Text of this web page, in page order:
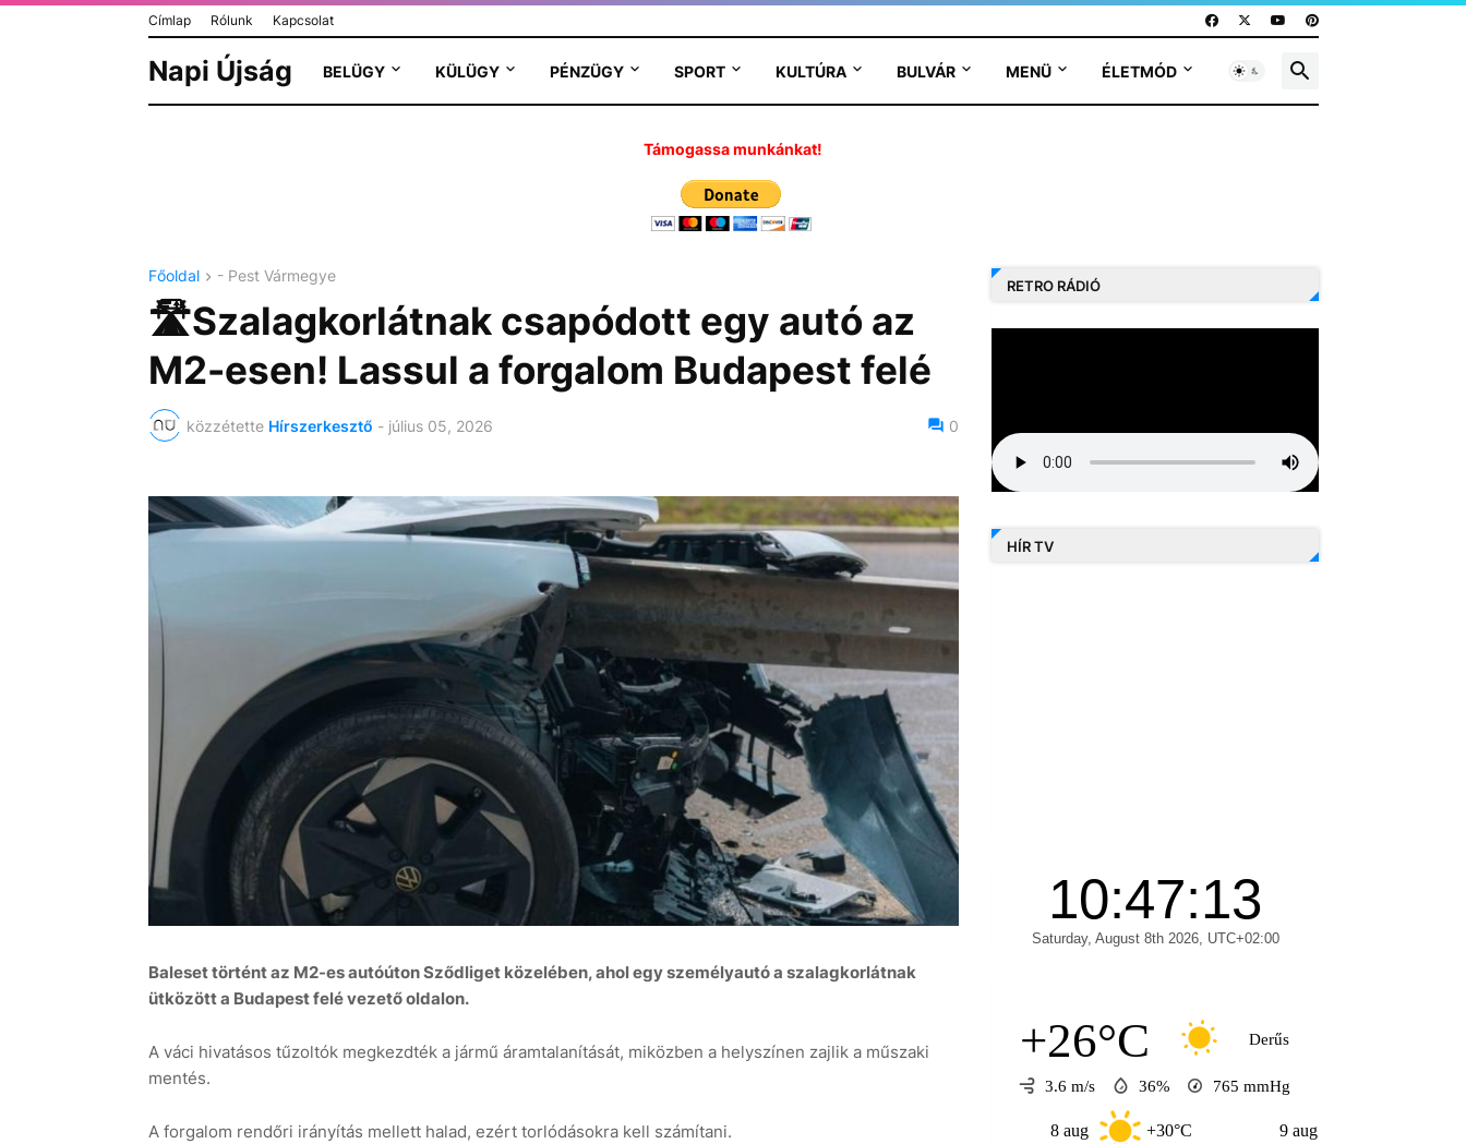
Címlap Rólunk Kapcsolat
Napi Újság BELÜGY KÜLÜGY PÉNZÜGY SPORT KULTÚRA BULVÁR MENÜ ÉLETMÓD
Támogassa munkánkat!
Főoldal - Pest Vármegye
🛣️Szalagkorlátnak csapódott egy autó az
M2-esen! Lassul a forgalom Budapest felé
közzétette Hírszerkesztő - július 05, 2026 0
Baleset történt az M2-es autóúton Sződliget közelében, ahol egy személyautó a szalagkorlátnak
ütközött a Budapest felé vezető oldalon.
A váci hivatásos tűzoltók megkezdték a jármű áramtalanítását, miközben a helyszínen zajlik a műszaki
mentés.
A forgalom rendőri irányítás mellett halad, ezért torlódásokra kell számítani.
RETRO RÁDIÓ
HÍR TV
+26°C Derűs
3.6 m/s 36% 765 mmHg
+30°C +30°C